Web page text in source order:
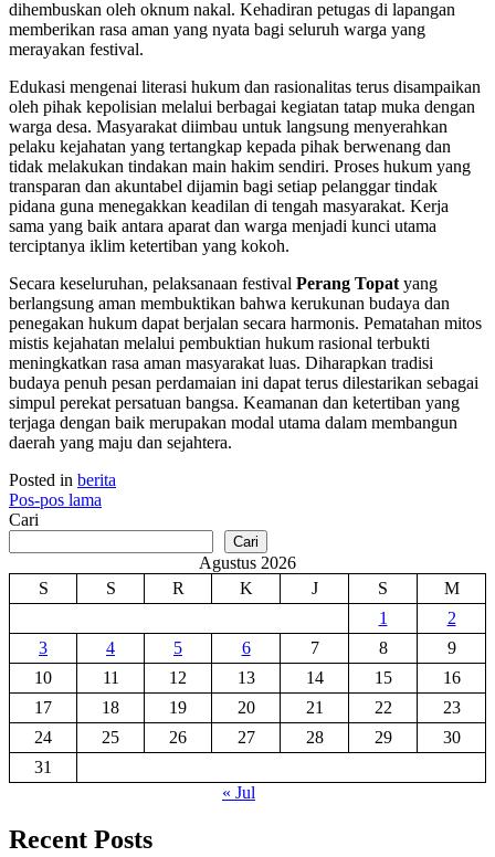
dihembuskan oleh oknum nakal. Kehadiran petugas di lapangan
memberikan rasa aman yang nyata bagi seluruh warga yang
merayakan festival.
Edukasi mengenai literasi hukum dan rasionalitas terus disampaikan
oleh pihak kepolisian melalui berbagai kegiatan tatap muka dengan
warga desa. Masyarakat diimbau untuk langsung menyerahkan
pelaku kejahatan yang tertangkap kepada pihak berwenang dan
tidak melakukan tindakan main hakim sendiri. Proses hukum yang
transparan dan akuntabel dijamin bagi setiap pelanggar tindak
pidana guna menegakkan keadilan di tengah masyarakat. Kerja
sama yang baik antara aparat dan warga menjadi kunci utama
terciptanya iklim ketertiban yang kokoh.
Secara keseluruhan, pelaksanaan festival Perang Topat yang
berlangsung aman membuktikan bahwa kerukunan budaya dan
penegakan hukum dapat berjalan secara harmonis. Pematahan mitos
mistis kejahatan melalui pembuktian hukum rasional terbukti
meningkatkan rasa aman masyarakat luas. Diharapkan tradisi
budaya penuh pesan perdamaian ini dapat terus dilestarikan sebagai
simpul perekat persatuan bangsa. Keamanan dan ketertiban yang
terjaga dengan baik merupakan modal utama dalam membangun
daerah yang maju dan sejahtera.
Posted in berita
Navigasi
pos
Pos-pos lama
Cari
Cari
Agustus 2026
S
S R K J S
M
1
2
3
4 5 6 7 8
9
10
11 12 13 14 15
16
17
18 19 20 21 22
23
24
25 26 27 28 29
30
31
« Jul
Recent Posts